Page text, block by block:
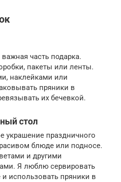
часть подарка.
пакеты или ленты.
наклейками или
пряники в
их бечевкой.
стол
украшение праздничного
блюде или подносе.
и другими
Я люблю сервировать
использовать пряники в